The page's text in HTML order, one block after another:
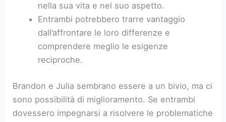
nella sua vita e nel suo aspetto.
Entrambi potrebbero trarre vantaggio
dall’affrontare le loro differenze e
comprendere meglio le esigenze
reciproche.
Brandon e Julia sembrano essere a un bivio, ma ci
sono possibilità di miglioramento. Se entrambi
dovessero impegnarsi a risolvere le problematiche